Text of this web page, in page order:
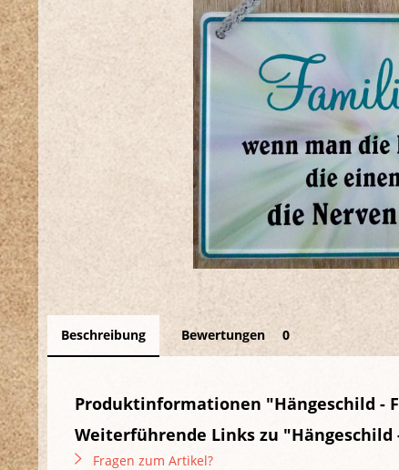
Beschreibung Bewertungen 0
Produktinformationen "Hängeschild -
Weiterführende Links zu
Fragen zum Artikel?